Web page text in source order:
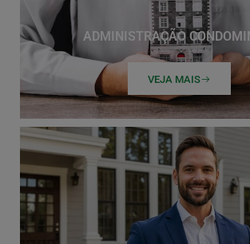
ADMINISTRAÇÃO
VEJA MAIS